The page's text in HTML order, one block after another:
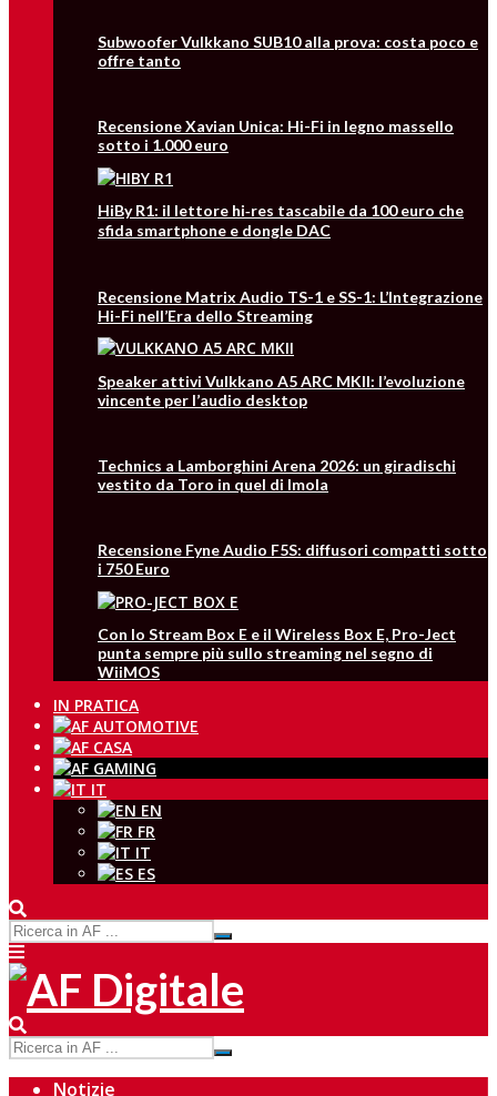
Subwoofer Vulkkano SUB10 alla prova: costa poco e
offre tanto
Recensione Xavian Unica: Hi-Fi in legno massello
sotto i 1.000 euro
HiBy R1: il lettore hi‑res tascabile da 100 euro che
sfida smartphone e dongle DAC
Recensione Matrix Audio TS-1 e SS-1: L’Integrazione
Hi-Fi nell’Era dello Streaming
Speaker attivi Vulkkano A5 ARC MKII: l’evoluzione
vincente per l’audio desktop
Technics a Lamborghini Arena 2026: un giradischi
vestito da Toro in quel di Imola
Recensione Fyne Audio F5S: diffusori compatti sotto
i 750 Euro
Con lo Stream Box E e il Wireless Box E, Pro-Ject
punta sempre più sullo streaming nel segno di
WiiMOS
IN PRATICA
IT
EN
FR
IT
ES
Notizie